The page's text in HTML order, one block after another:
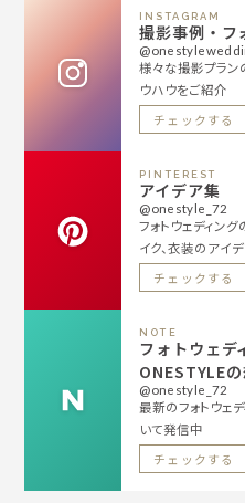
INSTAGRAM
撮影事例・フ
様々な撮影プラン
ウハウをご紹介
チェックする
PINTEREST
アイデア集
@onestyle_72
フォトウェディン
イク、衣装のアイ
チェックする
NOTE
フォトウェデ
ONESTYLE
@onestyle_72
最新のフォトウェ
いて発信中
チェックする